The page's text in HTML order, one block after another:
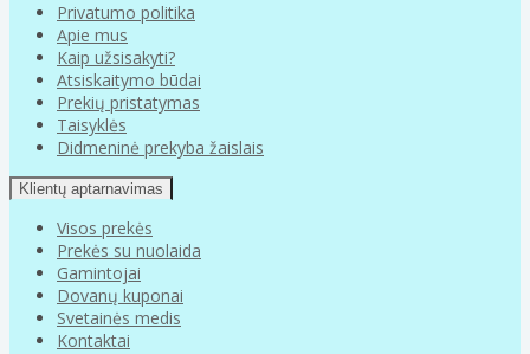
Privatumo politika
Apie mus
Kaip užsisakyti?
Atsiskaitymo būdai
Prekių pristatymas
Taisyklės
Didmeninė prekyba žaislais
Klientų aptarnavimas
Visos prekės
Prekės su nuolaida
Gamintojai
Dovanų kuponai
Svetainės medis
Kontaktai